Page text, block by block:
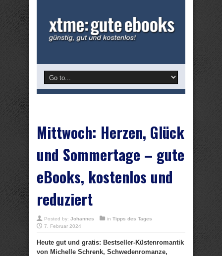
Mittwoch: Herzen, Glück
und Sommertage – gute
eBooks, kostenlos und
reduziert
Posted by: Johannes in Tipps des Tages
7. Februar 2024
Heute gut und gratis: Bestseller-Küstenromantik
von Michelle Schrenk, Schwedenromanze,